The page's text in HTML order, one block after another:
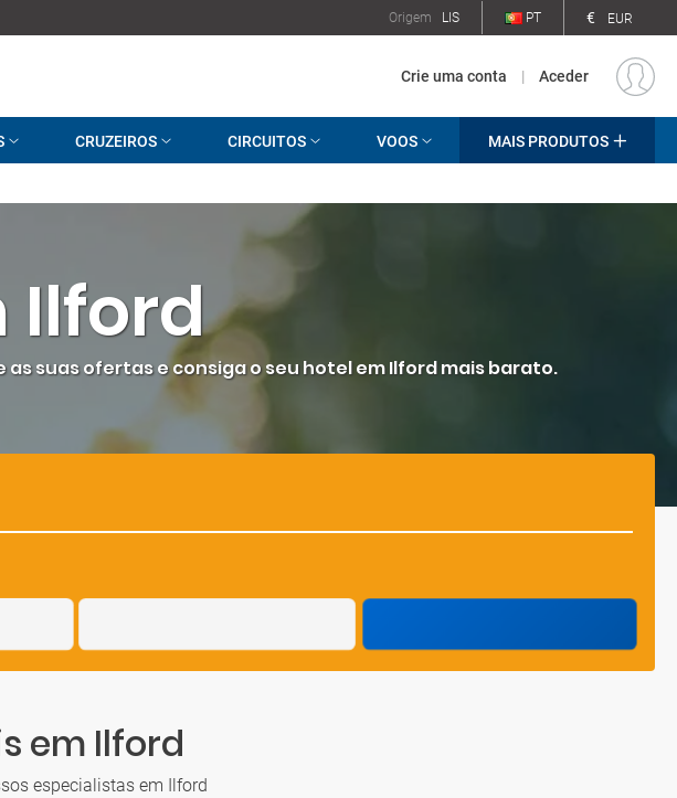
Origem LIS PT € EUR
Crie uma conta | Aceder
CRUZEIROS CIRCUITOS VOOS MAIS PRODUTOS
Ilford
suas ofertas e consiga o seu hotel em Ilford mais barato.
em Ilford
especialistas em Ilford